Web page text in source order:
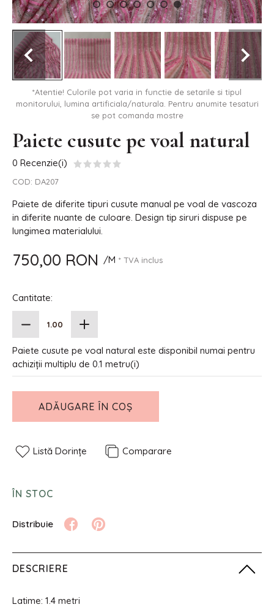
*Atentie! Culorile pot varia in functie de setarile si tipul
monitorului, lumina artificiala/naturala. Pentru anumite tesaturi
se pot comanda mostre
Paiete cusute pe voal natural
0 Recenzie(i)
COD: DA207
Paiete de diferite tipuri cusute manual pe voal de vascoza
in diferite nuante de culoare. Design tip siruri dispuse pe
lungimea materialului.
750,00 RON /M * TVA inclus
Cantitate:
Paiete cusute pe voal natural este disponibil numai pentru
achiziții multiplu de 0.1 metru(i)
ADĂUGARE ÎN COȘ
Listă Dorințe Comparare
ÎN STOC
DESCRIERE
Latime: 1.4 metri